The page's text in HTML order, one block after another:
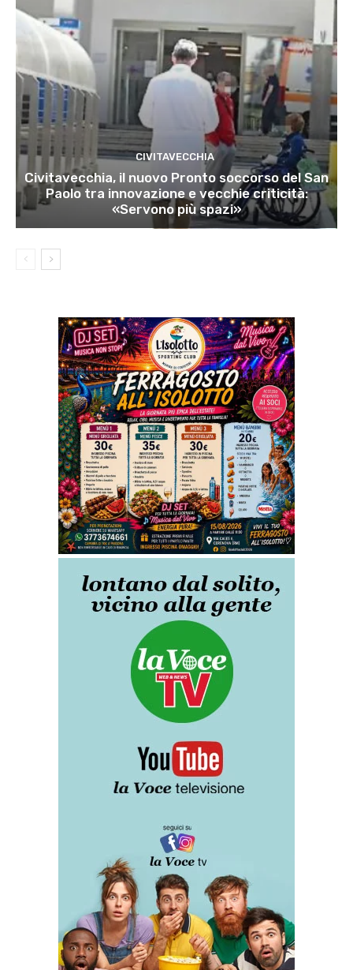
CIVITAVECCHIA
Civitavecchia, il nuovo Pronto soccorso del San
Paolo tra innovazione e vecchie criticità:
«Servono più spazi»